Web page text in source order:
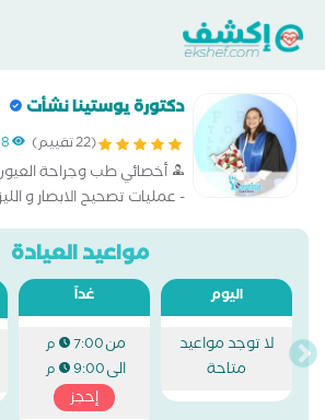
دكتورة يوستينا نشأت
(22 تقييم)
أخصائي طب وجراحة
- عمليات تصحيح الابصار و
البيضاء و امراض الشبكية
مواعيد العيادة
اليوم
لا توجد مواعيد
متاحة
غداً
من7:00 م
الى9:00 م
إحجز